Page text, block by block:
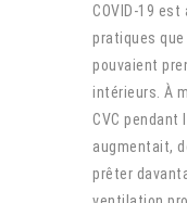
COVID-19
pratiques
pouvaient
intérieurs. À
CVC pendant
augmentait,
prêter